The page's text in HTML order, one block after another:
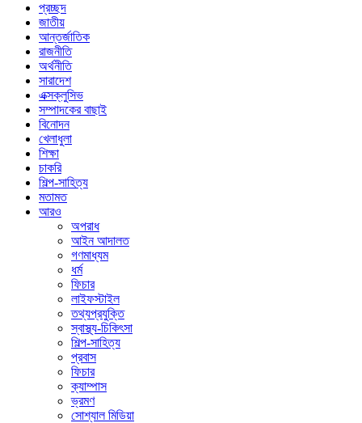
প্রচ্ছদ
জাতীয়
আন্তর্জাতিক
রাজনীতি
অর্থনীতি
সারাদেশ
এক্সক্লুসিভ
সম্পাদকের বাছাই
বিনোদন
খেলাধুলা
শিক্ষা
চাকরি
শিল্প-সাহিত্য
মতামত
আরও
অপরাধ
আইন আদালত
গণমাধ্যম
ধর্ম
ফিচার
লাইফস্টাইল
তথ্যপ্রযুক্তি
স্বাস্থ্য-চিকিৎসা
শিল্প-সাহিত্য
প্রবাস
ফিচার
ক্যাম্পাস
ভ্রমণ
সোশ্যাল মিডিয়া